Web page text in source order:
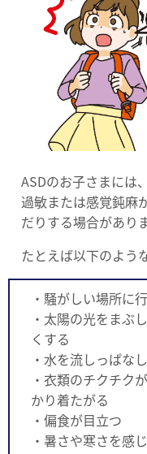
ASDのお子さまには
過敏または感覚鈍麻
だりする場合がありま
たとえば以下のよう
・騒がしい場所に
・太陽の光をまぶ
くする
・水を流しっぱな
・衣類のチクチク
かり着たがる
・偏食が目立つ
・暑さや寒さを感